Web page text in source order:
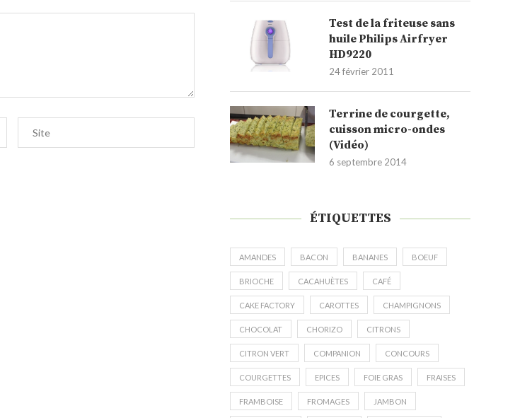
Test de la friteuse sans
huile Philips Airfryer
HD9220
24 février 2011
Terrine de courgette,
cuisson micro-ondes
(Vidéo)
6 septembre 2014
ÉTIQUETTES
AMANDES BACON BANANES BOEUF
BRIOCHE CACAHUÈTES CAFÉ
CAKE FACTORY CAROTTES CHAMPIGNONS
CHOCOLAT CHORIZO CITRONS
CITRON VERT COMPANION CONCOURS
COURGETTES EPICES FOIE GRAS FRAISES
FRAMBOISE FROMAGES JAMBON